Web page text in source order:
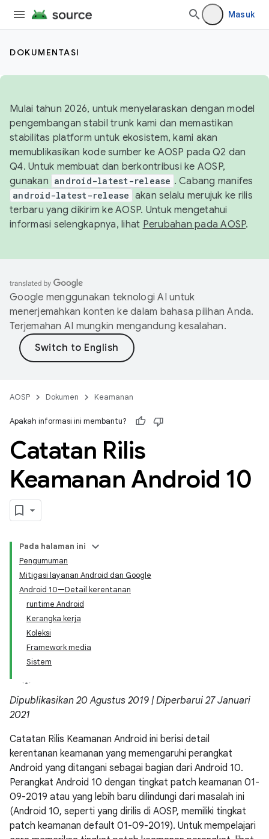
Masuk
DOKUMENTASI
Mulai tahun 2026, untuk menyelaraskan dengan model
pengembangan stabil trunk kami dan memastikan
stabilitas platform untuk ekosistem, kami akan
memublikasikan kode sumber ke AOSP pada Q2 dan
Q4. Untuk membuat dan berkontribusi ke AOSP,
gunakan android-latest-release . Cabang manifes
android-latest-release akan selalu merujuk ke rilis
terbaru yang dikirim ke AOSP. Untuk mengetahui
informasi selengkapnya, lihat Perubahan pada AOSP.
Google menggunakan teknologi AI untuk
menerjemahkan konten ke dalam bahasa pilihan Anda.
Terjemahan AI mungkin mengandung kesalahan.
AOSP Dokumen Keamanan
Apakah informasi ini membantu?
Catatan Rilis
Keamanan Android 10
Pada halaman ini
Pengumuman
Mitigasi layanan Android dan Google
Android 10—Detail kerentanan
runtime Android
Kerangka kerja
Koleksi
Framework media
Sistem
Dipublikasikan 20 Agustus 2019 | Diperbarui 27 Januari
2021
Catatan Rilis Keamanan Android ini berisi detail
kerentanan keamanan yang memengaruhi perangkat
Android yang ditangani sebagai bagian dari Android 10.
Perangkat Android 10 dengan tingkat patch keamanan 01-
09-2019 atau yang lebih baru dilindungi dari masalah ini
(Android 10, seperti yang dirilis di AOSP, memiliki tingkat
patch keamanan default 01-09-2019). Untuk mempelajari